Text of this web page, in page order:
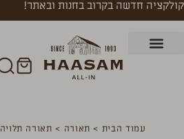
קולקציה חדשה בקרוב בחנות ובאתר!
עמוד הבית > תאורה > תאורה תלויה